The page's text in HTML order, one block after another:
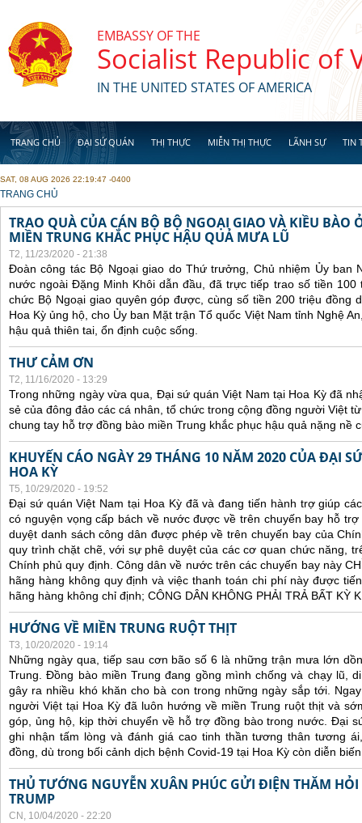
EMBASSY OF THE
Socialist Republic of
IN THE UNITED STATES OF AMERICA
TRANG CHỦ ĐẠI SỨ QUÁN THỊ THỰC MIỄN THỊ THỰC LÃNH SỰ TIN
SAT, 08 AUG 2026 22:19:47 -0400
YOU ARE HERE
TRANG CHỦ
TRAO QUÀ CỦA CÁN BỘ BỘ NGOẠI GIAO VÀ KIỀU BÀO
MIỀN TRUNG KHẮC PHỤC HẬU QUẢ MƯA LŨ
T2, 11/23/2020 - 21:38
Đoàn công tác Bộ Ngoại giao do Thứ trưởng, Chủ nhiệm Ủy ban
nước ngoài Đặng Minh Khôi dẫn đầu, đã trực tiếp trao số tiền 100
chức Bộ Ngoại giao quyên góp được, cùng số tiền 200 triệu đồng
Hoa Kỳ ủng hộ, cho Ủy ban Mặt trận Tổ quốc Việt Nam tỉnh Nghệ
hậu quả thiên tai, ổn định cuộc sống.
THƯ CẢM ƠN
T2, 11/16/2020 - 13:29
Trong những ngày vừa qua, Đại sứ quán Việt Nam tại Hoa Kỳ đã
sẻ của đông đảo các cá nhân, tổ chức trong cộng đồng người Việt
chung tay hỗ trợ đồng bào miền Trung khắc phục hậu quả nặng nề
KHUYẾN CÁO NGÀY 29 THÁNG 10 NĂM 2020 CỦA ĐẠI
HOA KỲ
T5, 10/29/2020 - 19:52
Đại sứ quán Việt Nam tại Hoa Kỳ đã và đang tiến hành trợ giúp
có nguyện vọng cấp bách về nước được về trên chuyến bay hỗ
duyệt danh sách công dân được phép về trên chuyến bay của
quy trình chặt chẽ, với sự phê duyệt của các cơ quan chức năng,
Chính phủ quy định. Công dân về nước trên các chuyến bay này
hãng hàng không quy định và việc thanh toán chi phí này được
hãng hàng không chỉ định; CÔNG DÂN KHÔNG PHẢI TRẢ BẤT KỲ
HƯỚNG VỀ MIỀN TRUNG RUỘT THỊT
T3, 10/20/2020 - 19:14
Những ngày qua, tiếp sau cơn bão số 6 là những trận mưa lớn
Trung. Đồng bào miền Trung đang gồng mình chống và chạy lũ,
gây ra nhiều khó khăn cho bà con trong những ngày sắp tới.
người Việt tại Hoa Kỳ đã luôn hướng về miền Trung ruột thịt và
góp, ủng hộ, kịp thời chuyển về hỗ trợ đồng bào trong nước. Đại
ghi nhận tấm lòng và đánh giá cao tinh thần tương thân tương
đồng, dù trong bối cảnh dịch bệnh Covid-19 tại Hoa Kỳ còn diễn
THỦ TƯỚNG NGUYỄN XUÂN PHÚC GỬI ĐIỆN THĂM
TRUMP
CN, 10/04/2020 - 22:20